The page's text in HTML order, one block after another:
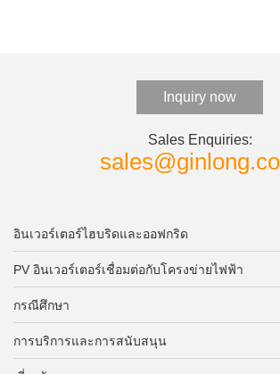
Inquiry now
Sales Enquiries:
อินเวอร์เตอร์ไฮบริดและออฟกริด
PV อินเวอร์เตอร์เชื่อมต่อกับโครงข่ายไฟฟ้า
กรณีศึกษา
การบริการและการสนับสนุน